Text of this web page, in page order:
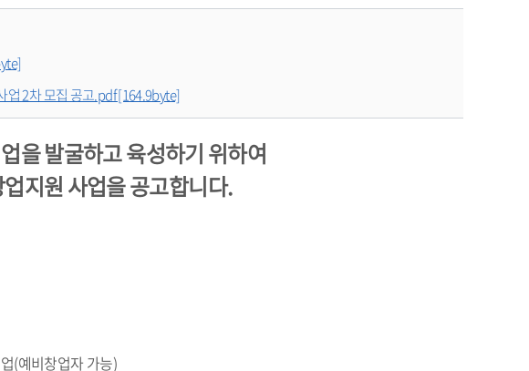
업 2차 모집 공고.pdf [164.9byte]
을 발굴하고 육성하기 위하여
지원 사업을 공고합니다.
(예비창업자 가능)